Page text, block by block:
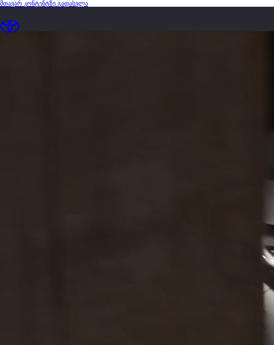
მთავარ კონტენტზე გადასვლა(დააჭირეთ შესვლას)